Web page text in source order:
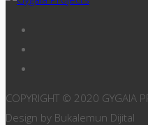
COPYRIGHT © 2020 GYGAIA
Design by Bukalemun Dijital